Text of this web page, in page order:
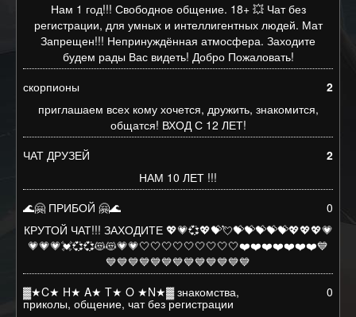
Нам 1 год!!! Свободное общение. 18+ 💥 Чат без
регистрации, для умных и интеллигентных людей. Мат
Запрещен!!! Непринуждённая атмосфера. Заходите
будем рады Вас видеть! Добро Пожаловать!
скорпионы
2
приглашаем всех кому хочется, дружить, знакомится,
общатся! ВХОД С 12 ЛЕТ!
ЧАТ ДРУЗЕЙ
2
НАМ 10 ЛЕТ !!!
🌊🤗 ПРИБОЙ 🤗🌊
0
КРУТОЙ ЧАТ!!! ЗАХОДИТЕ 💖💗💞💖💝💘💝💝💝💝💝💖💖💖💗
💗💗💗💓💞💞😻😻💗💗🤍🤍🤍🤍🤍🤍🤍🤍🤍❤️❤️❤️❤️❤️❤️❤️💙
💙💙💙💙💙💙💙💙💙💙💙💙💙
▓★C★ H★ A★ T★ O ★N★▓ знакомства,
приколы, общение, чат без регистрации
0